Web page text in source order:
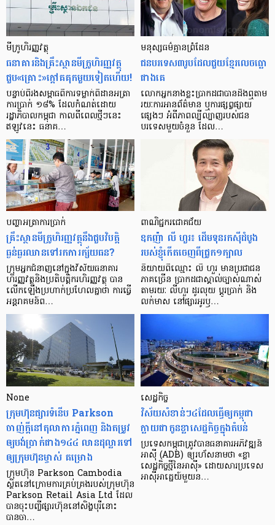
មីក្រូ​ហិរញ្ញវត្ថុ
ធនាគារ​និង​គ្រឹះស្ថាន​មីក្រូ​ហិរញ្ញវត្ថុ​
ជួប«គ្រោះ»ក្តៅ​គគុក​មួយ​ទៀត​ហើយ!
បន្ទាប់​ពី​រង​សម្ពាធ​​ពី​ការ​ទម្លាក់​ពិដាន​អត្រា​
ការ​ប្រាក់ ១៨​% ដែល​កំណត់​ដោយ​
រដ្ឋាភិបាល​កម្ពុជា កាល​ពី​ពេល​ថ្មីៗ​នេះ
ឥឡូវ​នេះ ធនាគ…
មនុស្ស​ធម៌​គ្មាន​ព្រំដែន
ជន​បរទេស​៣​រូប​ដែល​ជួយ​ខ្មែរ​លេច​ធ្លោ​
ជាង​គេ
លោកអ្នក​នាង​ខ្លះ​ប្រាកដ​ជា​បាន​​ដឹង​ឮ​តាម​
រយៈ​ការ​អាន​ព័ត៌មាន ឬ​ការ​ផ្សព្វផ្សាយ​
ផ្សេងៗ អំពី​ភាព​ល្បីល្បាញ​របស់​ជន​
បរទេស​មួយ​ចំនួន ដែល…
បញ្ហា​អត្រា​ការប្រាក់
គ្រឹះស្ថាន​មីក្រូ​ហិរញ្ញវត្ថុ​នឹង​ជួប​វិបត្តិ​
ធ្ងន់ធ្ងរ​ឈាន​ទៅ​រក​ការ​ក្ស័យធន?
ក្រុម​អ្នក​ជំនាញ​នៅ​ក្នុង​វិស័យ​ធនាគារ
ហិរញ្ញវត្ថុ​និង​ប្រតិបត្តិករ​ហិរញ្ញ​វត្ថុ បាន​​
លើក​ឡើង​ប្រហាក់​ប្រហែល​គ្នា​ថា ការ​ធ្វើ​
អន្តរាគមន៍​ព…
ពាណិជ្ជករជោគជ័យ
ឧកញ៉ា លី ហួរ៖ ដើមទុនរកស៊ីដំបូង
របស់ខ្ញុំកើតចេញពីជ្រូក១ក្បាល
និយាយ​ពី​ឈ្មោះ លី ហួរ មាន​ប្រជាជន​
ភាគ​ច្រើន ប្រាកដ​ជា​ស្គាល់​ច្បាស់​ណាស់
តាមរយៈ លីហួរ ដូរ​លុយ ប្តូរ​បា្រក់ និង​
លក់​មាស នៅ​ផ្សារ​អូរ​ឫ…
None
ក្រុមហ៊ុនផ្សារទំនើប Parkson
ចាញ់ក្ដីនៅតុលាការភ្នំពេញ និងតម្រូវ
ឲ្យបង់ប្រាក់ជាង១៤៤ លានដុល្លារទៅ
ឲ្យក្រុមហ៊ុនម្ចាស់ គម្រោង
ក្រុមហ៊ុន Parkson Cambodia
ស្ថិតនៅក្រោមការគ្រប់គ្រងរបស់ក្រុមហ៊ុន
Parkson Retail Asia Ltd ដែល
បានចុះបញ្ចីផ្សារហ៊ុននៅសិង្ហបុរីនោះ
បានចា…
សេដ្ឋកិច្ច​
វិស័យ​សំខាន់ៗ​៤​ដែល​ធ្វើ​ឲ្យ​កម្ពុជា​
ក្លាយ​ជា​កូន​ខ្លា​សេដ្ឋកិច្ច​ក្នុង​តំបន់
ប្រទេស​កម្ពុជា​ត្រូវ​បាន​ធនាគារ​អភិវឌ្ឍន៍​
អាស៊ី (ADB) ឲ្យ​រហ័ស​នាមថា «ខ្លា​
សេដ្ឋកិច្ច​ថ្មី​នៃ​អាស៊ី» ដោយសារ​ប្រទេស​
អាស៊ី​អាគ្នេយ៍​មួយ​ន…